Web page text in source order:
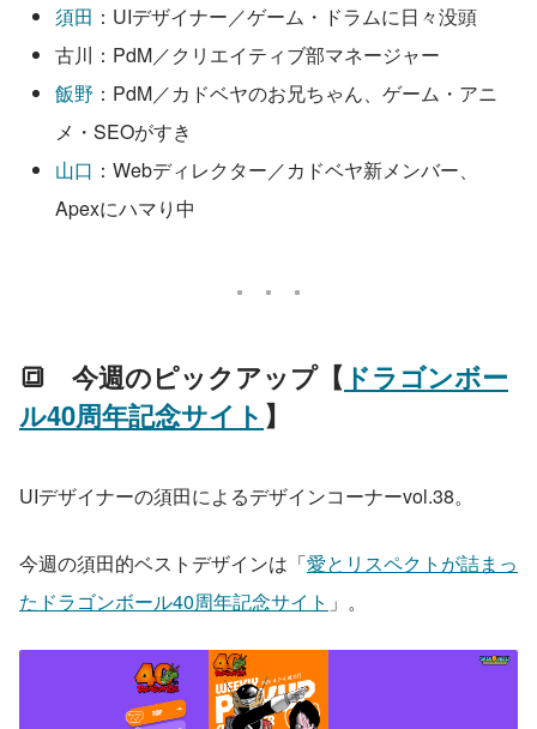
須田 ：UIデザイナー／ゲーム・ドラムに日々没頭
古川：PdM／クリエイティブ部マネージャー
飯野 ：PdM／カドベヤのお兄ちゃん、ゲーム・アニ
メ・SEOがすき
山口 ：Webディレクター／カドベヤ新メンバー、
Apexにハマり中
🔳　今週のピックアップ【 ドラゴンボー
ル40周年記念サイト 】
UIデザイナーの須田によるデザインコーナーvol.38。
今週の須田的ベストデザインは「愛とリスペクトが詰まっ
たドラゴンボール40周年記念サイト 」。